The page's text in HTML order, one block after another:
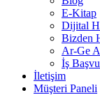
E-Kitap
Dijital
Bizden
Ar-Ge
İş
İletişim
Müşteri Paneli